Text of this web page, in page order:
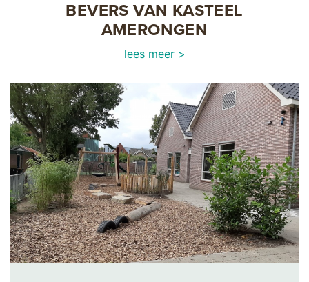
BEVERS VAN KASTEEL
AMERONGEN
lees meer >